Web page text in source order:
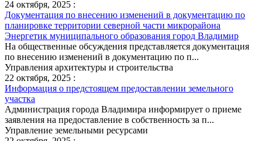
24 октября, 2025 :
Документация по внесению изменений в документацию по
планировке территории северной части микрорайона
Энергетик муниципального образования город Владимир
На общественные обсуждения представляется документация
по внесению изменений в документацию по п...
Управления архитектуры и строительства
22 октября, 2025 :
Информация о предстоящем предоставлении земельного
участка
Администрация города Владимира информирует о приеме
заявления на предоставление в собственность за п...
Управление земельными ресурсами